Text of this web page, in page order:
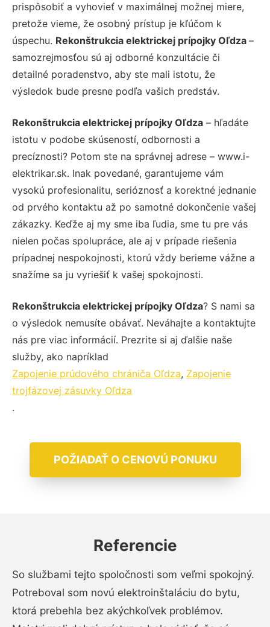
prispôsobiť a vyhovieť v maximálnej možnej miere,
pretože vieme, že osobný prístup je kľúčom k
úspechu. Rekonštrukcia elektrickej prípojky Oľdza –
samozrejmosťou sú aj odborné konzultácie či
detailné poradenstvo, aby ste mali istotu, že
výsledok bude presne podľa vašich predstáv.
Rekonštrukcia elektrickej prípojky Oľdza – hľadáte
istotu v podobe skúseností, odbornosti a
precíznosti? Potom ste na správnej adrese – www.i-
elektrikar.sk. Inak povedané, garantujeme vám
vysokú profesionalitu, serióznosť a korektné jednanie
od prvého kontaktu až po samotné dokončenie vašej
zákazky. Keďže aj my sme iba ľudia, sme tu pre vás
nielen počas spolupráce, ale aj v prípade riešenia
prípadnej nespokojnosti, ktorú vždy berieme vážne a
snažíme sa ju vyriešiť k vašej spokojnosti.
Rekonštrukcia elektrickej prípojky Oľdza? S nami sa
o výsledok nemusíte obávať. Neváhajte a kontaktujte
nás pre viac informácií. Prezrite si aj ďalšie naše
služby, ako napríklad
Zapojenie prúdového chrániča Oľdza, Zapojenie
trojfázovej zásuvky Oľdza
.
POŽIADAŤ O CENOVÚ PONUKU
Referencie
So službami tejto spoločnosti som veľmi spokojný.
Potreboval som novú elektroinštaláciu do bytu,
ktorá prebehla bez akýchkoľvek problémov.